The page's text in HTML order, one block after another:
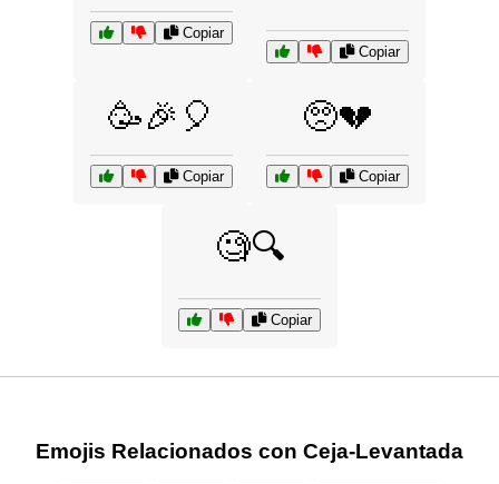
Copiar
Copiar
🥳🎉🎈
Copiar
🥺💔
Copiar
🧐🔍
Copiar
Emojis Relacionados con Ceja-Levantada